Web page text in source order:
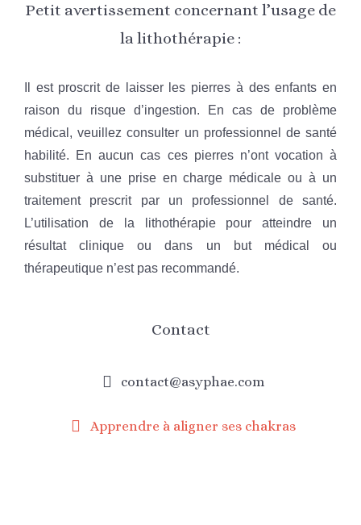
Petit avertissement concernant l’usage de
la lithothérapie :
Il est proscrit de laisser les pierres à des enfants en
raison du risque d’ingestion. En cas de problème
médical, veuillez consulter un professionnel de santé
habilité. En aucun cas ces pierres n’ont vocation à
substituer à une prise en charge médicale ou à un
traitement prescrit par un professionnel de santé.
L’utilisation de la lithothérapie pour atteindre un
résultat clinique ou dans un but médical ou
thérapeutique n’est pas recommandé.
Contact
contact@asyphae.com
Apprendre à aligner ses chakras